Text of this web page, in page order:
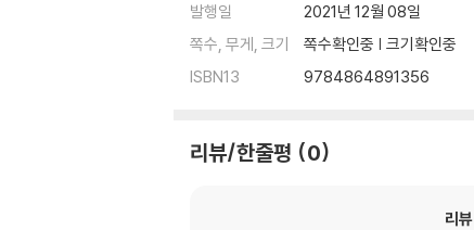
발행일
2021년 12월 08일
쪽수, 무게, 크기
쪽수확인중 | 크기확인중
ISBN13
9784864891356
리뷰/한줄평 0
리뷰